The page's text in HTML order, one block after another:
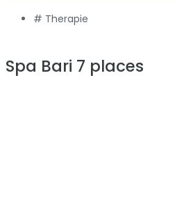
# Therapie
Spa Bari 7 places